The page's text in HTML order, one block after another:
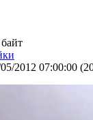
2012 07:00:00 (